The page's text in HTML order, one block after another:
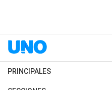
PRINCIPALES